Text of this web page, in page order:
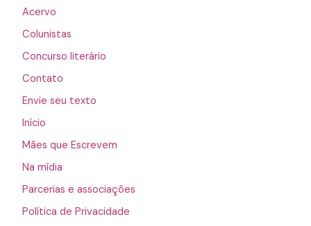
Acervo
Colunistas
Concurso literário
Contato
Envie seu texto
Início
Mães que Escrevem
Na mídia
Parcerias e associações
Política de Privacidade